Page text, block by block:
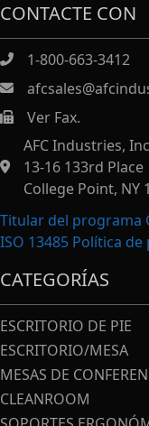
CONTACTE CON
1-800-663-3412
https://Ver Fax.
AFC Industries,
13-16 133rd Place
College Point, NY
Titular del programa
ISO 13485 Política de
CATEGORÍAS
ESCRITORIO DE PIE
ESCRITORIO/MESA
MESAS DE
CLEANROOM